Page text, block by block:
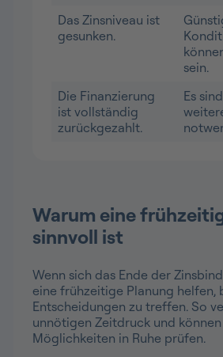
Das Zinsniveau ist
gesunken.
sein.
Die Finanzierung
ist vollständig
zurückgezahlt.
Es
Warum eine
sinnvoll ist
Wenn sich das Ende der
eine frühzeitige Planung helfen,
Entscheidungen zu treffen. So
unnötigen Zeitdruck und können
Möglichkeiten in Ruhe prüfen.